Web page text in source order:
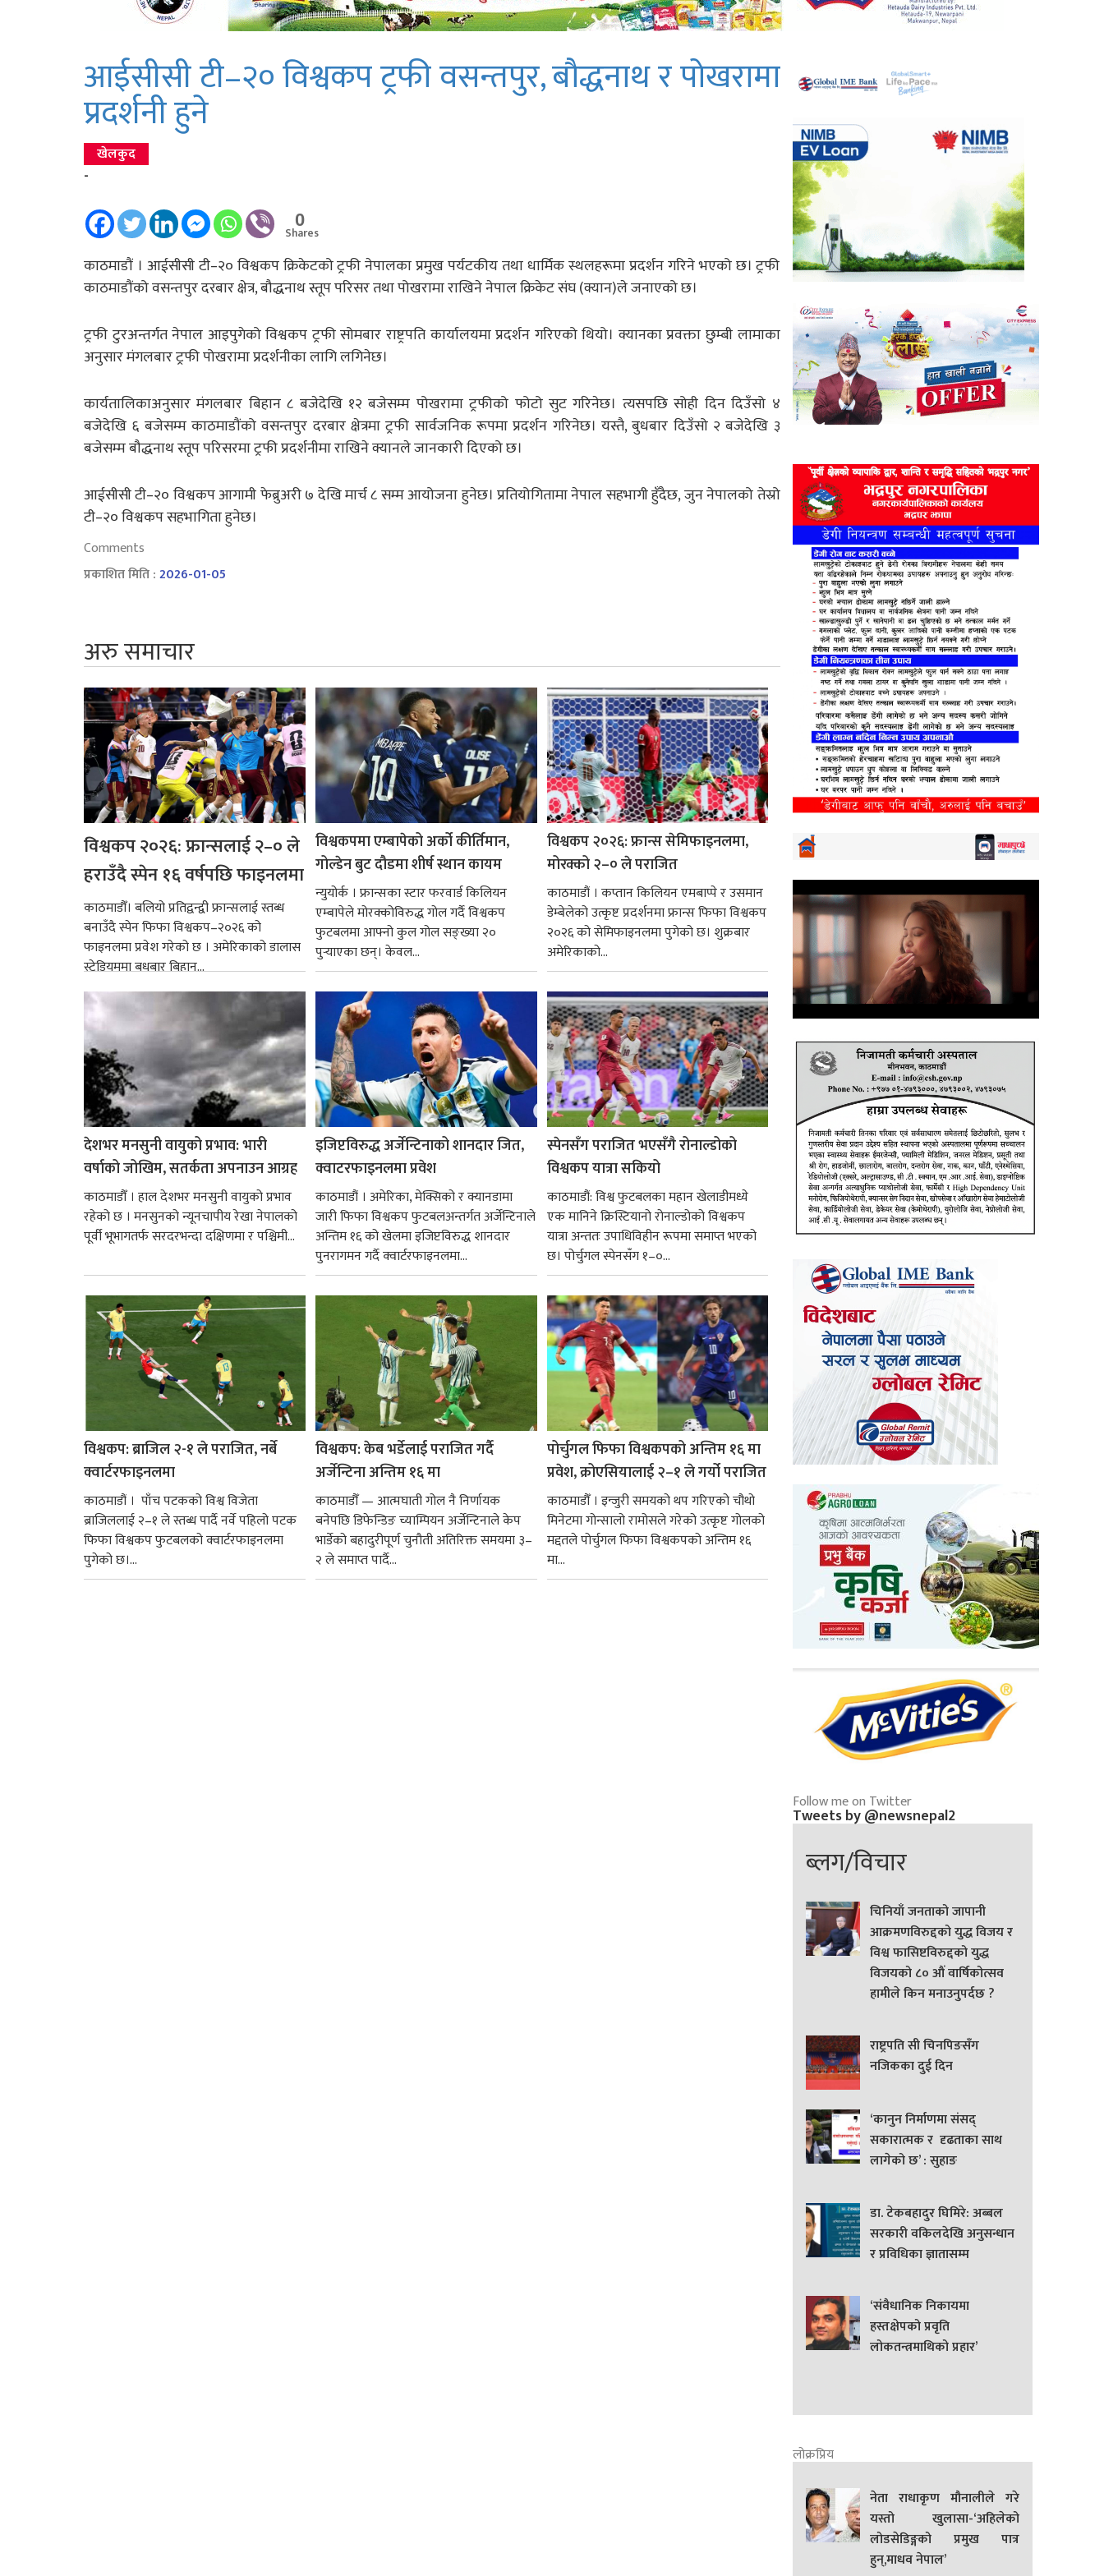
आईसीसी टी–२० विश्वकप ट्रफी वसन्तपुर, बौद्धनाथ र पोखरामा
प्रदर्शनी हुने
खेलकुद
-
0
Shares
काठमाडौं । आईसीसी टी–२० विश्वकप क्रिकेटको ट्रफी नेपालका प्रमुख पर्यटकीय तथा धार्मिक स्थलहरूमा प्रदर्शन गरिने भएको छ। ट्रफी
काठमाडौंको वसन्तपुर दरबार क्षेत्र, बौद्धनाथ स्तूप परिसर तथा पोखरामा राखिने नेपाल क्रिकेट संघ (क्यान)ले जनाएको छ।
ट्रफी टुरअन्तर्गत नेपाल आइपुगेको विश्वकप ट्रफी सोमबार राष्ट्रपति कार्यालयमा प्रदर्शन गरिएको थियो। क्यानका प्रवक्ता छुम्बी लामाका
अनुसार मंगलबार ट्रफी पोखरामा प्रदर्शनीका लागि लगिनेछ।
कार्यतालिकाअनुसार मंगलबार बिहान ८ बजेदेखि १२ बजेसम्म पोखरामा ट्रफीको फोटो सुट गरिनेछ। त्यसपछि सोही दिन दिउँसो ४
बजेदेखि ६ बजेसम्म काठमाडौंको वसन्तपुर दरबार क्षेत्रमा ट्रफी सार्वजनिक रूपमा प्रदर्शन गरिनेछ। यस्तै, बुधबार दिउँसो २ बजेदेखि ३
बजेसम्म बौद्धनाथ स्तूप परिसरमा ट्रफी प्रदर्शनीमा राखिने क्यानले जानकारी दिएको छ।
आईसीसी टी–२० विश्वकप आगामी फेब्रुअरी ७ देखि मार्च ८ सम्म आयोजना हुनेछ। प्रतियोगितामा नेपाल सहभागी हुँदैछ, जुन नेपालको तेस्रो
टी–२० विश्वकप सहभागिता हुनेछ।
Comments
प्रकाशित मिति :2026-01-05
अरु समाचार
विश्वकप २०२६: फ्रान्सलाई २–० ले
हराउँदै स्पेन १६ वर्षपछि फाइनलमा
काठमाडौँ। बलियो प्रतिद्वन्द्वी फ्रान्सलाई स्तब्ध
बनाउँदै स्पेन फिफा विश्वकप–२०२६ को
फाइनलमा प्रवेश गरेको छ । अमेरिकाको डालास
स्टेडियममा बुधबार बिहान...
विश्वकपमा एम्बापेको अर्को कीर्तिमान,
गोल्डेन बुट दौडमा शीर्ष स्थान कायम
न्युयोर्क । फ्रान्सका स्टार फरवार्ड किलियन
एम्बापेले मोरक्कोविरुद्ध गोल गर्दै विश्वकप
फुटबलमा आफ्नो कुल गोल सङ्ख्या २०
पुर्‍याएका छन्। केवल...
विश्वकप २०२६: फ्रान्स सेमिफाइनलमा,
मोरक्को २–० ले पराजित
काठमाडौं । कप्तान किलियन एमबाप्पे र उसमान
डेम्बेलेको उत्कृष्ट प्रदर्शनमा फ्रान्स फिफा विश्वकप
२०२६ को सेमिफाइनलमा पुगेको छ। शुक्रबार
अमेरिकाको...
देशभर मनसुनी वायुको प्रभाव: भारी
वर्षाको जोखिम, सतर्कता अपनाउन आग्रह
काठमाडौँ । हाल देशभर मनसुनी वायुको प्रभाव
रहेको छ । मनसुनको न्यूनचापीय रेखा नेपालको
पूर्वी भूभागतर्फ सरदरभन्दा दक्षिणमा र पश्चिमी...
इजिप्टविरुद्ध अर्जेन्टिनाको शानदार जित,
क्वाटरफाइनलमा प्रवेश
काठमाडौं । अमेरिका, मेक्सिको र क्यानडामा
जारी फिफा विश्वकप फुटबलअन्तर्गत अर्जेन्टिनाले
अन्तिम १६ को खेलमा इजिप्टविरुद्ध शानदार
पुनरागमन गर्दै क्वार्टरफाइनलमा...
स्पेनसँग पराजित भएसँगै रोनाल्डोको
विश्वकप यात्रा सकियो
काठमाडौं: विश्व फुटबलका महान खेलाडीमध्ये
एक मानिने क्रिस्टियानो रोनाल्डोको विश्वकप
यात्रा अन्ततः उपाधिविहीन रूपमा समाप्त भएको
छ। पोर्चुगल स्पेनसँग १–०...
विश्वकप: ब्राजिल २-१ ले पराजित, नर्बे
क्वार्टरफाइनलमा
काठमाडौं । पाँच पटकको विश्व विजेता
ब्राजिललाई २–१ ले स्तब्ध पार्दै नर्वे पहिलो पटक
फिफा विश्वकप फुटबलको क्वार्टरफाइनलमा
पुगेको छ।...
विश्वकप: केब भर्डेलाई पराजित गर्दै
अर्जेन्टिना अन्तिम १६ मा
काठमाडौँ — आत्मघाती गोल नै निर्णायक
बनेपछि डिफेन्डिङ च्याम्पियन अर्जेन्टिनाले केप
भार्डेको बहादुरीपूर्ण चुनौती अतिरिक्त समयमा ३–
२ ले समाप्त पार्दै...
पोर्चुगल फिफा विश्वकपको अन्तिम १६ मा
प्रवेश, क्रोएसियालाई २–१ ले गर्यो पराजित
काठमाडौँ । इन्जुरी समयको थप गरिएको चौथो
मिनेटमा गोन्सालो रामोसले गरेको उत्कृष्ट गोलको
मद्दतले पोर्चुगल फिफा विश्वकपको अन्तिम १६
मा...
Follow me on Twitter
Tweets by @newsnepal2
ब्लग/विचार
चिनियाँ जनताको जापानी
आक्रमणविरुद्दको युद्ध विजय र
विश्व फासिष्टविरुद्दको युद्ध
विजयको ८० औं वार्षिकोत्सव
हामीले किन मनाउनुपर्दछ ?
राष्ट्रपति सी चिनपिङसँग
नजिकका दुई दिन
‘कानुन निर्माणमा संसद्
सकारात्मक र दृढताका साथ
लागेको छ’ : सुहाङ
डा. टेकबहादुर घिमिरे: अब्बल
सरकारी वकिलदेखि अनुसन्धान
र प्रविधिका ज्ञातासम्म
‘संवैधानिक निकायमा
हस्तक्षेपको प्रवृति
लोकतन्त्रमाथिको प्रहार’
लोक्रप्रिय
नेता राधाकृण मौनालीले गरे
यस्तो खुलासा-‘अहिलेको
लोडसेडिङ्गको प्रमुख पात्र
हुन्,माधव नेपाल’